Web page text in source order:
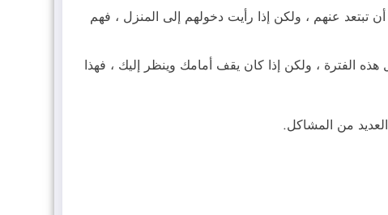
عنهم ، ولكن إذا رأيت دخولهم إلى المنزل ، فهم
الفترة ، ولكن إذا كان يقف أمامك وينظر إليك ، فهذا
من المشاكل.